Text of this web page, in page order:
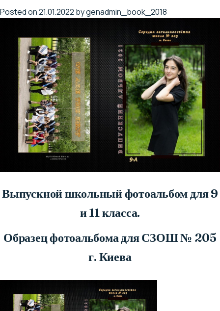
Posted on21.01.2022 bygenadmin_book_2018
Выпускной школьный фотоальбом для 9
и 11 класса.
Образец фотоальбома для СЗОШ № 205
г. Киева